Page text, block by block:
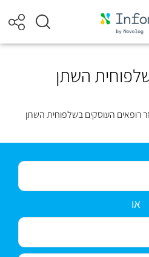
השתן
רופאים העוסקים בשלפוחית השתן
או